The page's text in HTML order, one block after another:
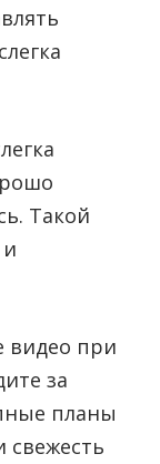
Такой
видео при
за
планы
свежесть